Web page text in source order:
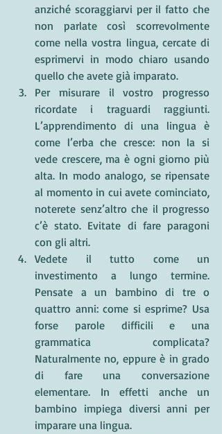
anziché scoraggiarvi per il fatto che
non parlate così scorrevolmente
come nella vostra lingua, cercate di
esprimervi in modo chiaro usando
quello che avete già imparato.
Per misurare il vostro progresso
ricordate i traguardi raggiunti.
L’apprendimento di una lingua è
come l’erba che cresce: non la si
vede crescere, ma è ogni giorno più
alta. In modo analogo, se ripensate
al momento in cui avete cominciato,
noterete senz’altro che il progresso
c’è stato. Evitate di fare paragoni
con gli altri.
Vedete il tutto come un
investimento a lungo termine.
Pensate a un bambino di tre o
quattro anni: come si esprime? Usa
forse parole difficili e una
grammatica complicata?
Naturalmente no, eppure è in grado
di fare una conversazione
elementare. In effetti anche un
bambino impiega diversi anni per
imparare una lingua.